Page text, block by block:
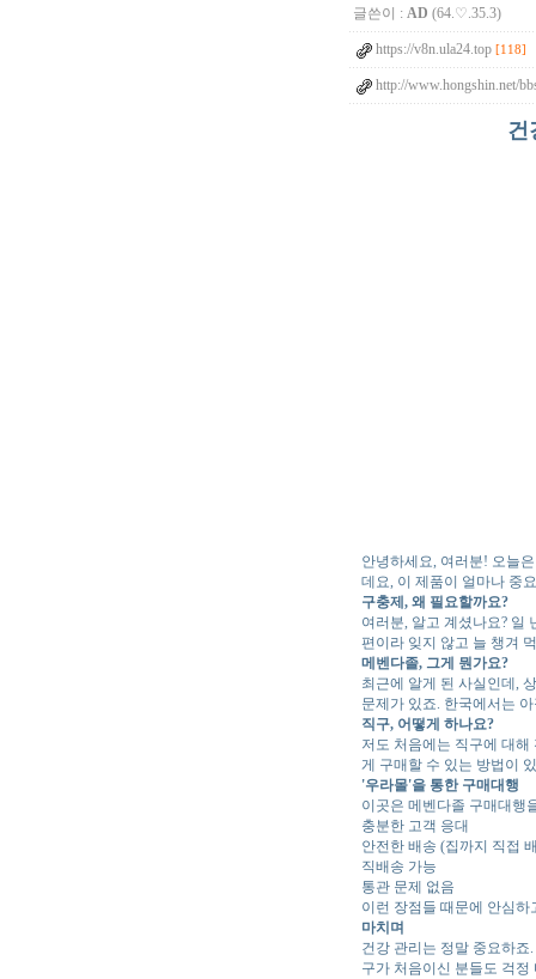
글쓴이 : AD (64.♡.35.3)
https://v8n.ula24.top [118]
http://www.hongshin.net/
건
안녕하세요, 여러분! 오늘
데요, 이 제품이 얼마나 중
구충제, 왜 필요할까요?
여러분, 알고 계셨나요? 일
편이라 잊지 않고 늘 챙겨
메벤다졸, 그게 뭔가요?
최근에 알게 된 사실인데,
문제가 있죠. 한국에서는
직구, 어떻게 하나요?
저도 처음에는 직구에 대
게 구매할 수 있는 방법이
'우라몰'을 통한 구매대행
이곳은 메벤다졸 구매대행
충분한 고객 응대
안전한 배송 (집까지 직접
직배송 가능
통관 문제 없음
이런 장점들 때문에 안심
마치며
건강 관리는 정말 중요하
구가 처음이신 분들도 걱